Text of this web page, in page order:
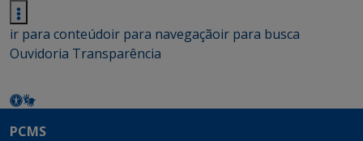
ir para conteúdoir para navegaçãoir para busca
Ouvidoria Transparência
PCMS